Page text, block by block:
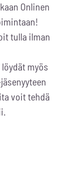
Onlinen
tulla ilman
myös
voit tehdä